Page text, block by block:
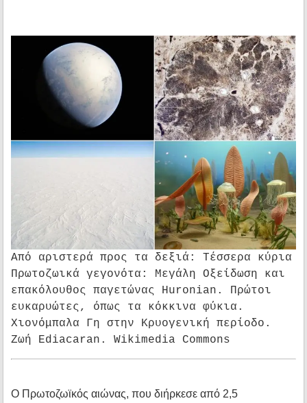
Από αριστερά προς τα δεξιά: Τέσσερα κύρια
Πρωτοζωικά γεγονότα: Μεγάλη Οξείδωση και
επακόλουθος παγετώνας Huronian. Πρώτοι
ευκαρυώτες, όπως τα κόκκινα φύκια.
Χιονόμπαλα Γη στην Κρυογενική περίοδο.
Ζωή Ediacaran. Wikimedia Commons
Ο Πρωτοζωϊκός αιώνας, που διήρκεσε από 2,5